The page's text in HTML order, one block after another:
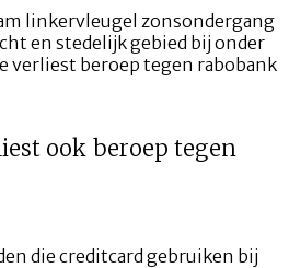
ook beroep tegen